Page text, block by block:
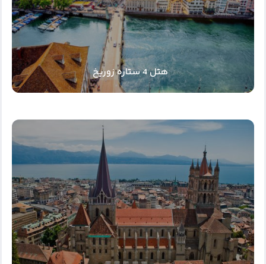
هتل 4 ستاره زوریخ